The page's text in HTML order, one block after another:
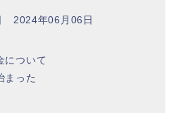
2024年06月06日
について
まった